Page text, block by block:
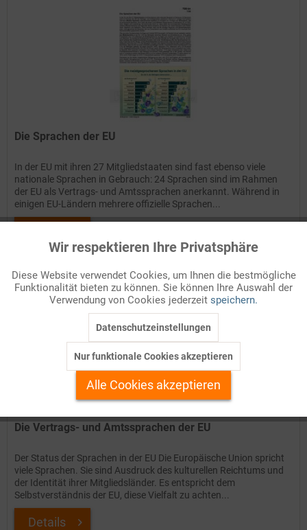
Die Sprachen der EU
In der EU mit ihren 27 Mitgliedstaaten sind fast ebenso viele
nationale Sprachen in Gebrauch: 24 Sprachen sind im Rahmen
der EU als Vertrags- und Amtssprachen anerkannt. Während in
einigen EU-Ländern mehrere offizielle Sprachen...
Die Vertrags- und Amtssprachen der EU
Der Status der Sprachen in der EU Die Europäische Union spricht
viele Sprachen. Sie sind Ausdruck des kulturellen Reichtums und
der Identität ihrer Mitgliedsländer. Es entspricht dem
Selbstverständnis der EU, diese Vielfalt zu achten...
Details
Funktionale Aktiv
Marketing Inaktiv
Personalisierung Inaktiv
Service
Wir respektieren Ihre Privatsphäre
Diese Website verwendet Cookies, um Ihnen die bestmögliche
Funktionalität bieten zu können. Sie können Ihre Auswahl der
Verwendung von Cookies jederzeit speichern.
Datenschutzeinstellungen
Nur funktionale Cookies akzeptieren
Alle Cookies akzeptieren